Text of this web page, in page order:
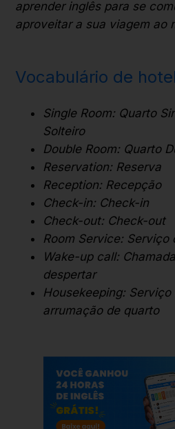
aprender inglês para se
aproveitar a sua viagem ao
Vocabulário de
Single Room: Quarto
Solteiro
Double Room: Quarto
Reservation: Reserva
Reception: Recepção
Check-in: Check-in
Check-out: Check-out
Room Service: Serviço
Wake-up call:
despertar
Housekeeping: Serviço
arrumação de quarto